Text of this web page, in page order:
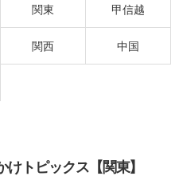
関東 甲信越
関西 中国
トピックス【関東】